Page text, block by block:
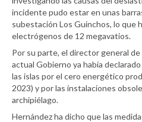
incidente pudo estar en unas
subestación Los Guinchos, lo que
electrógenos de 12 megavatios.
Por su parte, el director general
actual Gobierno ya había
las islas por el cero energético
2023) y por las instalaciones
archipiélago.
Hernández ha dicho que las